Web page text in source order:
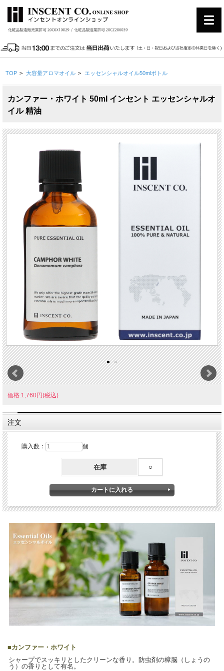
TOP > 大容量アロマオイル > エッセンシャルオイル50mlボトル
カンファー・ホワイト 50ml インセント エッセンシャルオ
イル 精油
価格:1,760円(税込)
注文
購入数： 個
在庫 ○
■カンファー・ホワイト
シャープでスッキリとしたクリーンな香り。防虫剤の樟脳（しょうの
う）の香りとして有名。